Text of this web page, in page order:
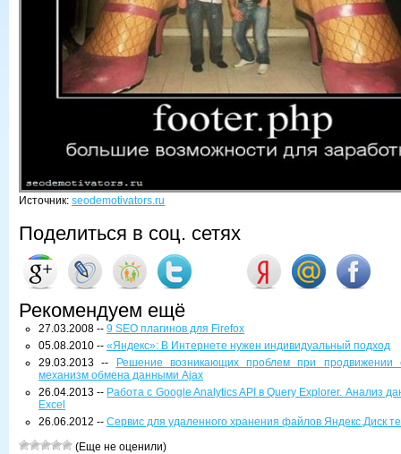
Источник: seodemotivators.ru
Поделиться в соц. сетях
Рекомендуем ещё
27.03.2008 -- 9 SEO плагинов для Firefox
05.08.2010 -- «Яндекс»: В Интернете нужен индивидуальный подход
29.03.2013 --
Решение возникающих проблем при продвижении
механизм обмена данными Ajax
26.04.2013 -- Работа с Google Analytics API в Query Explorer. Анализ
Excel
26.06.2012 -- Сервис для удаленного хранения файлов Яндекс.Диск
(Еще не оценили)